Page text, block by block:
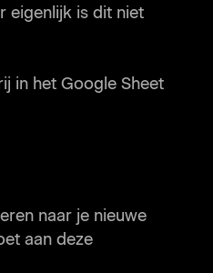
eigenlijk is dit niet
in het Google Sheet
naar je nieuwe
aan deze